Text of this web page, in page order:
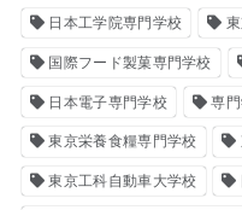
日本工学院専門学校
国際フード製菓専門学校
日本電子専門学校 専
東京栄養食糧専門学校
東京工科自動車大学校